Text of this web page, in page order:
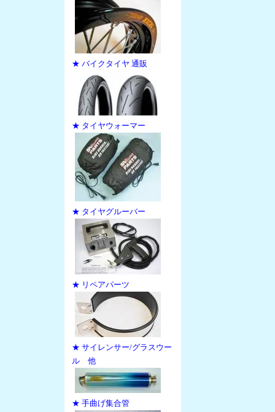
★ バイクタイヤ 通販
★ タイヤウォーマー
★ タイヤグルーバー
★ リペアパーツ
★ サイレンサー/グラスウー
ル 他
★ 手曲げ集合管